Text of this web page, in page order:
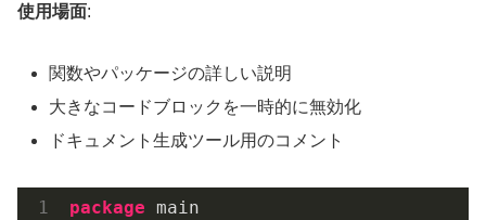
使用場面:
関数やパッケージの詳しい説明
大きなコードブロックを一時的に無効化
ドキュメント生成ツール用のコメント
package main